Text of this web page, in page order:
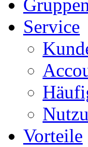
Service
Vorteile